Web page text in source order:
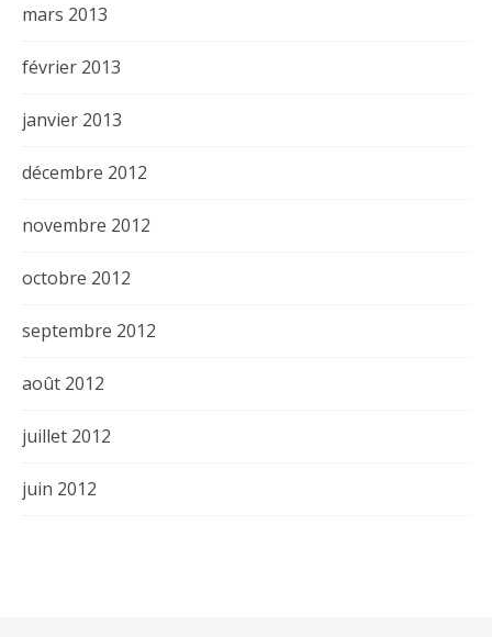
mars 2013
février 2013
janvier 2013
décembre 2012
novembre 2012
octobre 2012
septembre 2012
août 2012
juillet 2012
juin 2012